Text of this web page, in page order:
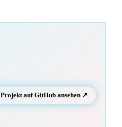
Projekt auf GitHub ansehen ↗